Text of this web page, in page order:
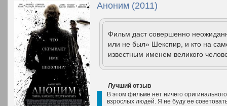
Аноним (2011)
Фильм даст совершенно
или не был» Шекспир, и кто на
известным именем великого
Лучший отзыв
В этом фильме нет ничего
взрослых людей. Я не буду ее